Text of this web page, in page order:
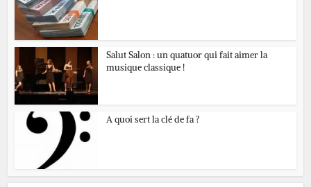
Salut Salon : un quatuor qui fait aimer la
musique classique !
A quoi sert la clé de fa ?